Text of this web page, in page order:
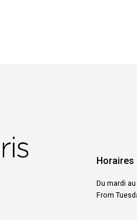
Horaires
Du mardi
From